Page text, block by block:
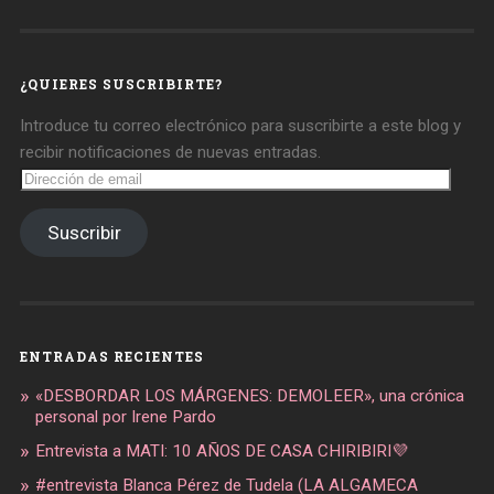
¿QUIERES SUSCRIBIRTE?
Introduce tu correo electrónico para suscribirte a este blog y
recibir notificaciones de nuevas entradas.
Dirección
de
Suscribir
ENTRADAS RECIENTES
«DESBORDAR LOS MÁRGENES: DEMOLEER», una crónica
personal por Irene Pardo
Entrevista a MATI: 10 AÑOS DE CASA CHIRIBIRI💜
#entrevista Blanca Pérez de Tudela (LA ALGAMECA